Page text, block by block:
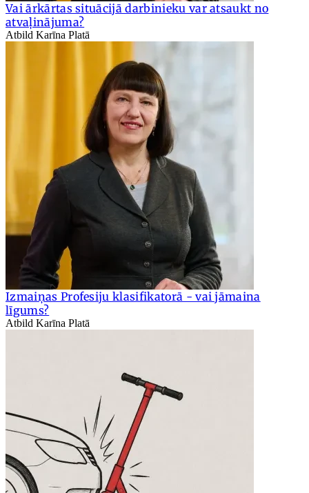
Vai ārkārtas situācijā darbinieku var atsaukt no
atvaļinājuma?
Atbild Karīna Platā
Izmaiņas Profesiju klasifikatorā - vai jāmaina
līgums?
Atbild Karīna Platā